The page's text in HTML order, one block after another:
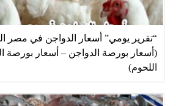
“تقرير يومي” أسعار الدواجن في مصر
(أسعار بورصة الدواجن – أسعار بورصة
اللحوم)